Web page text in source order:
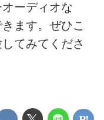
ーディオな
ます。ぜひこ
てみてくださ